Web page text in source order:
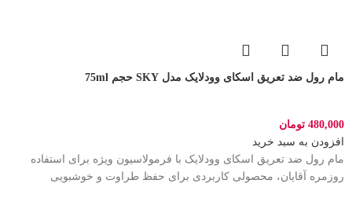
مام رول ضد تعریق اسکای وودلایک مدل SKY حجم 75ml
480,000 تومان
افزودن به سبد خرید
مام رول ضد تعریق اسکای وودلایک با فرمولاسیون ویژه برای استفاده
روزمره آقایان، محصولی کاربردی برای حفظ طراوت و خوشبویی